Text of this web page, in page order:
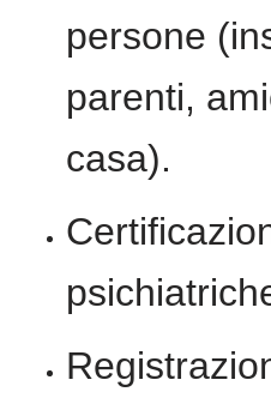
persone
parenti,
casa).